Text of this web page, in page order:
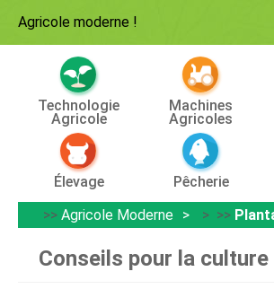
Agricole moderne !
Technologie
Agricole
Machines
Agricoles
Élevage Pêcherie
>> Agricole Moderne > >>
Conseils pour la